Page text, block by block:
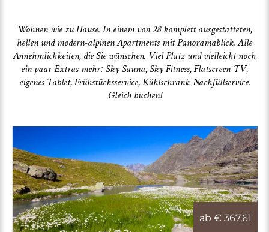
Wohnen wie zu Hause. In einem von 28 komplett ausgestatteten,
hellen und modern-alpinen Apartments mit Panoramablick. Alle
Annehmlichkeiten, die Sie wünschen. Viel Platz und vielleicht noch
ein paar Extras mehr: Sky Sauna, Sky Fitness, Flatscreen-TV,
eigenes Tablet, Frühstücksservice, Kühlschrank-Nachfüllservice.
Gleich buchen!
ab € 367,61